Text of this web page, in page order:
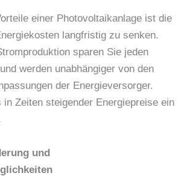
einer Photovoltaikanlage ist die
langfristig zu senken.
sparen Sie jeden
werden unabhängiger von den
der Energieversorger.
Zeiten steigender Energiepreise ein
und